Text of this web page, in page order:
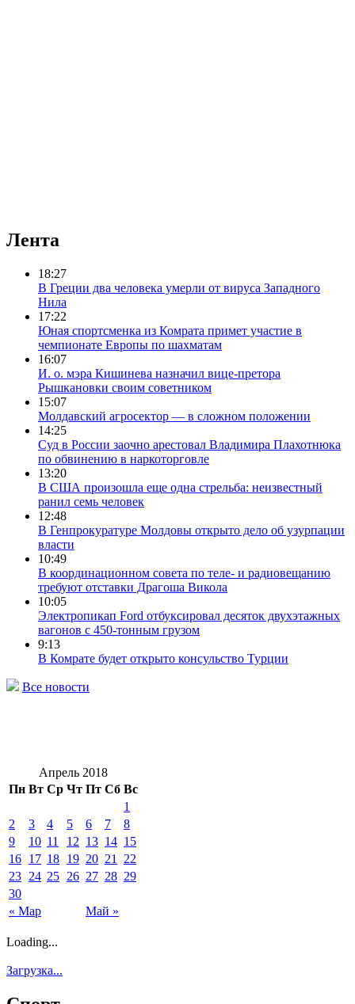
Лента
18:27
В Греции два человека умерли от вируса Западного
Нила
17:22
Юная спортсменка из Комрата примет участие в
чемпионате Европы по шахматам
16:07
И. о. мэра Кишинева назначил вице-претора
Рышкановки своим советником
15:07
Молдавский агросектор — в сложном положении
14:25
Суд в России заочно арестовал Владимира Плахотнюка
по обвинению в наркоторговле
13:20
В США произошла еще одна стрельба: неизвестный
ранил семь человек
12:48
В Генпрокуратуре Молдовы открыто дело об узурпации
власти
10:49
В координационном совета по теле- и радиовещанию
требуют отставки Драгоша Викола
10:05
Электропикап Ford отбуксировал десяток двухэтажных
вагонов с 450-тонным грузом
9:13
В Комрате будет открыто консульство Турции
Все новости
Апрель 2018
Пн Вт Ср Чт Пт Сб Вс
« Мар Май »
1
2
3 4 5 6 7
8
9
10 11 12 13 14 15
16 17 18 19 20 21
22
23 24 25 26 27 28 29
30
Loading...
Загрузка...